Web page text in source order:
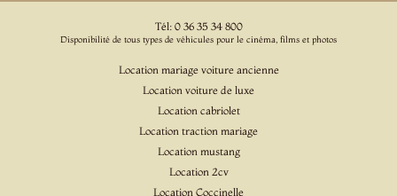
Tél: 0 36 35 34 800
Disponibilité de tous types de véhicules pour le cinéma, films et photos
Location mariage voiture ancienne
Location voiture de luxe
Location cabriolet
Location traction mariage
Location mustang
Location 2cv
Location Coccinelle